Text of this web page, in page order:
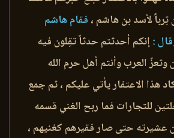
تِرباً لأسد بن هاشم ، فقام هاشم
:إنكم أحدثتم حدثاً تقِلون فيه
وتعزّ العرب وأنتم أهل حرم الله
هذا الاعتفار يأتي عليكم ، ثم جمع
للتجارات فما ربح الغني قسمه
عشيرته حتى صار فقيرهم كغنيهم ،